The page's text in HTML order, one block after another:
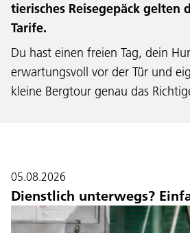
tierisches Reisegepäck gelten
Tarife.
Du hast einen freien Tag, dein
erwartungsvoll vor der Tür und
kleine Bergtour genau das
05.08.2026
Dienstlich unterwegs?